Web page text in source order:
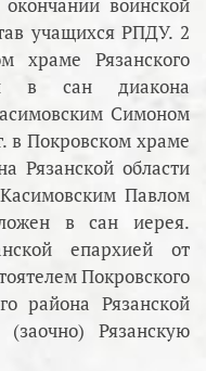
учащихся РПДУ. 2
храме Рязанского
в сан диакона
Симоном
в Покровском храме
Рязанской области
Павлом
в сан иерея.
епархией от
Покровского
района Рязанской
Рязанскую